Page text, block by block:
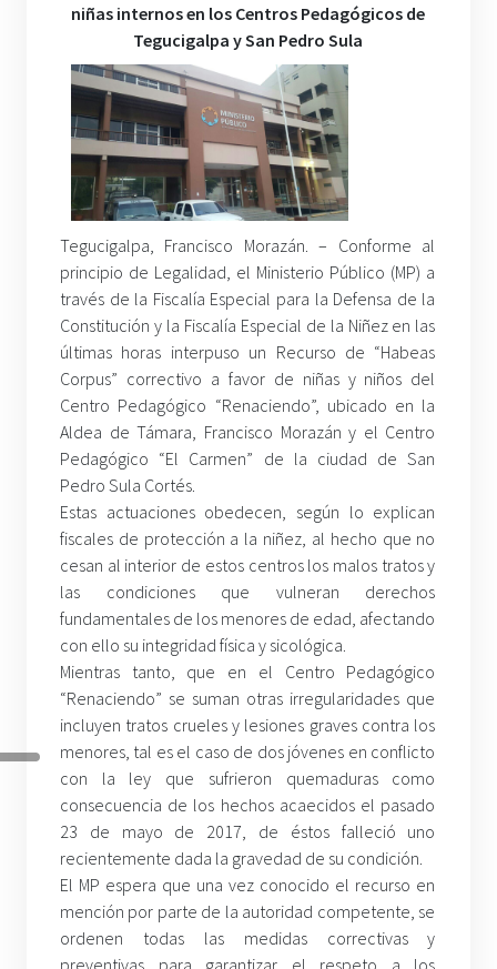
niñas internos en los Centros Pedagógicos de
Tegucigalpa y San Pedro Sula
Tegucigalpa, Francisco Morazán. – Conforme al
principio de Legalidad, el Ministerio Público (MP) a
través de la Fiscalía Especial para la Defensa de la
Constitución y la Fiscalía Especial de la Niñez en las
últimas horas interpuso un Recurso de “Habeas
Corpus” correctivo a favor de niñas y niños del
Centro Pedagógico “Renaciendo”, ubicado en la
Aldea de Támara, Francisco Morazán y el Centro
Pedagógico “El Carmen” de la ciudad de San
Pedro Sula Cortés.
Estas actuaciones obedecen, según lo explican
fiscales de protección a la niñez, al hecho que no
cesan al interior de estos centros los malos tratos y
las condiciones que vulneran derechos
fundamentales de los menores de edad, afectando
con ello su integridad física y sicológica.
Mientras tanto, que en el Centro Pedagógico
“Renaciendo” se suman otras irregularidades que
incluyen tratos crueles y lesiones graves contra los
menores, tal es el caso de dos jóvenes en conflicto
con la ley que sufrieron quemaduras como
consecuencia de los hechos acaecidos el pasado
23 de mayo de 2017, de éstos falleció uno
recientemente dada la gravedad de su condición.
El MP espera que una vez conocido el recurso en
mención por parte de la autoridad competente, se
ordenen todas las medidas correctivas y
preventivas para garantizar el respeto a los